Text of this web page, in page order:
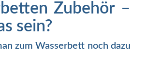
Zubehör –
sein?
zum Wasserbett noch dazu